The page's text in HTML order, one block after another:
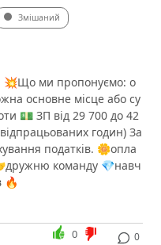
Змішаний
💥Що ми пропонуємо: ️о
основне місце або су
💵 ЗП від 29 700 до 42
годин) За
податків. 🌼опла
команду 💎навч
🔥
0
0